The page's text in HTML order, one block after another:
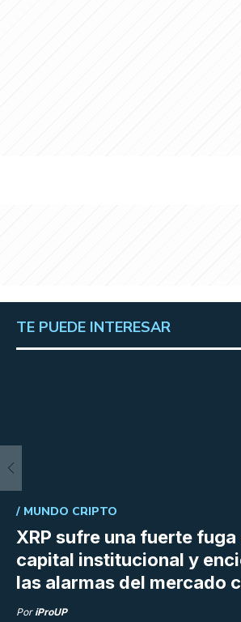
TE PUEDE INTERESAR
XRP sufre una fuerte fuga
capital institucional y
las alarmas del mercado
/ MUNDO CRIPTO
PoriProUP